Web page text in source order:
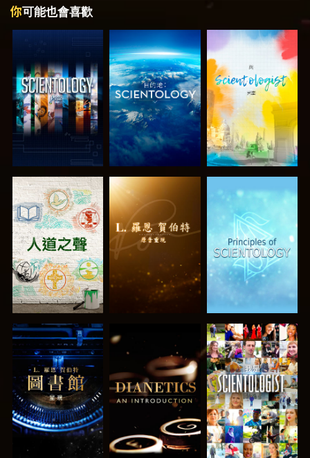
你可能也會喜歡
探索系列節目 探索系列節目 探索系列節目
探索系列節目 探索系列節目 觀看